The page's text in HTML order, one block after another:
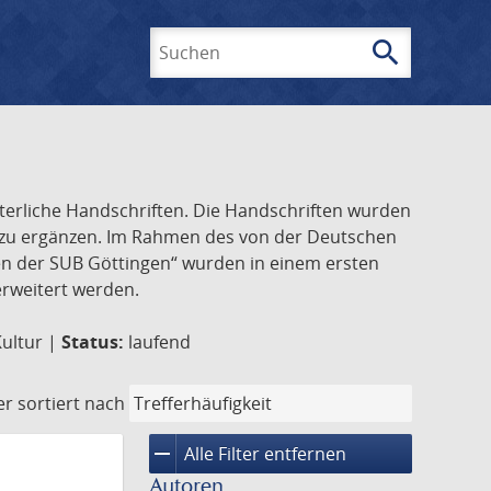
search
Handschriften. Die Handschriften wurden
ergänzen. Im Rahmen des von der Deutschen
SUB Göttingen“ wurden in einem ersten
werden.
| Status: laufend
sortiert nach
remove Alle Filter entfernen